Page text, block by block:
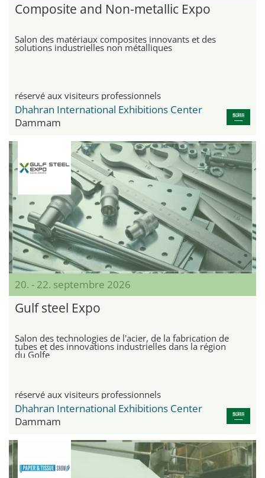
Composite and Non-metallic Expo
Salon des matériaux composites innovants et des
solutions industrielles non métalliques
réservé aux visiteurs professionnels
Dhahran International Exhibitions Center
Dammam
20. - 22. septembre 2026
Gulf steel Expo
Salon des technologies de l'acier, de la fabrication de
tubes et des innovations industrielles dans la région
du Golfe
réservé aux visiteurs professionnels
Dhahran International Exhibitions Center
Dammam